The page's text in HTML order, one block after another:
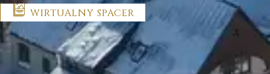
WIRTUALNY SPACER